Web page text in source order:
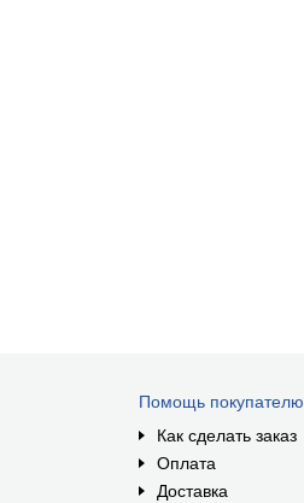
Помощь покупателю
Как сделать заказ
Оплата
Доставка